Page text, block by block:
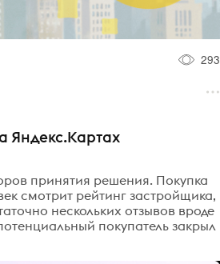
293
Яндекс.Картах
принятия решения. Покупка
смотрит рейтинг застройщика,
нескольких отзывов вроде
покупатель закрыл